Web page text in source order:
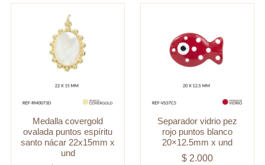
Medalla covergold
ovalada puntos espíritu
santo nácar 22x15mm x
und
Separador vidrio pez
rojo puntos blanco
20×12.5mm x und
$ 2.000